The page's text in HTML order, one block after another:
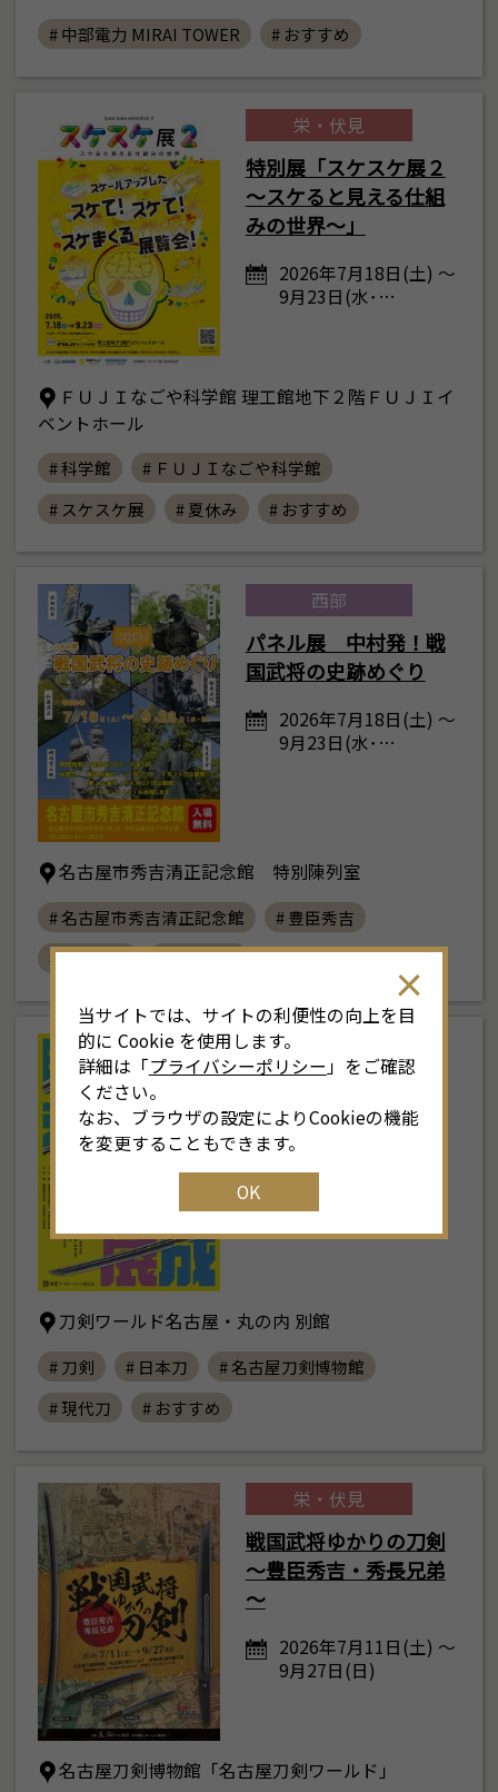
# 中部電力 MIRAI TOWER # おすすめ
栄・伏見
特別展「スケスケ展２
～スケると見える仕組
みの世界～」
2026年7月18日(土) ～
9月23日(水･…
ＦＵＪＩなごや科学館 理工館地下２階ＦＵＪＩイ
ベントホール
# 科学館
# ＦＵＪＩなごや科学館
# スケスケ展
# 夏休み # おすすめ
西部
パネル展 中村発！戦
国武将の史跡めぐり
2026年7月18日(土) ～
9月23日(水･…
名古屋市秀吉清正記念館 特別陳列室
# 名古屋市秀吉清正記念館
# 豊臣秀吉
# 加藤清正
# おすすめ
2026年3月2日(月) ～
刀剣ワールド名古屋・丸の内 別館
# 刀剣 # 日本刀
# 名古屋刀剣博物館
# 現代刀
# おすすめ
栄・伏見
戦国武将ゆかりの刀剣
～豊臣秀吉・秀長兄弟
～
2026年7月11日(土) ～
9月27日(日)
名古屋刀剣博物館「名古屋刀剣ワールド」
当サイトでは、サイトの利便性の向上を目
的に Cookie を使用します。
詳細は「プライバシーポリシー 」をご確認
ください。
なお、ブラウザの設定によりCookieの機能
を変更することもできます。
OK